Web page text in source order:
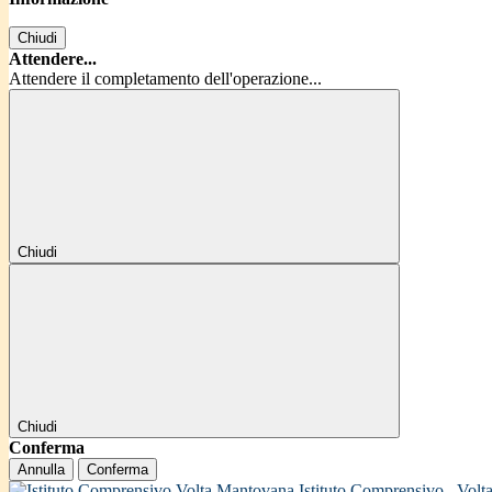
Chiudi
Attendere...
Attendere il completamento dell'operazione...
Chiudi
Chiudi
Conferma
Annulla Conferma